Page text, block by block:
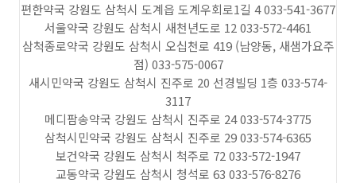
편한약국 강원도 삼척시 도계읍 도계우회로1길 4 033-541-3677
서울약국 강원도 삼척시 새천년도로 12 033-572-4461
삼척종로약국 강원도 삼척시 오십천로 419 (남양동, 새샘가요주
점) 033-575-0067
새시민약국 강원도 삼척시 진주로 20 선경빌딩 1층 033-574-
3117
메디팜송약국 강원도 삼척시 진주로 24 033-574-3775
삼척시민약국 강원도 삼척시 진주로 29 033-574-6365
보건약국 강원도 삼척시 척주로 72 033-572-1947
교동약국 강원도 삼척시 청석로 63 033-576-8276